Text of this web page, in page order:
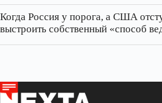
Когда Россия у порога, а США
выстроить собственный «способ